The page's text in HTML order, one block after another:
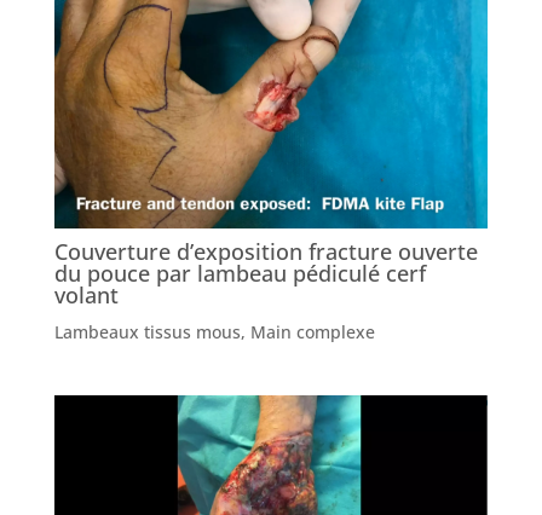
Couverture d’exposition fracture ouverte
du pouce par lambeau pédiculé cerf
volant
Lambeaux tissus mous, Main complexe